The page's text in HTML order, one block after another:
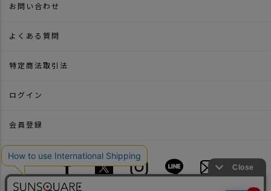
お問い合わせ
よくある質問
特定商法取引法
ログイン
会員登録